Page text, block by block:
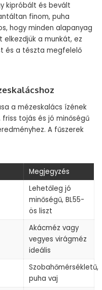
kipróbált és bevált
finom, puha
hogy minden alapanyag
a munkát, ez
és a tészta megfelelő
a mézeskalács ízének
friss tojás és jó minőségű
A fűszerek
Megjegyzés
Lehetőleg jó
minőségű, BL55-
ös liszt
Akácméz vagy
vegyes virágméz
ideális
Szobahőmérsékletű,
puha vaj